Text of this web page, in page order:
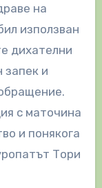
на
използван
дихателни
запек и
с маточина
и понякога
Тори